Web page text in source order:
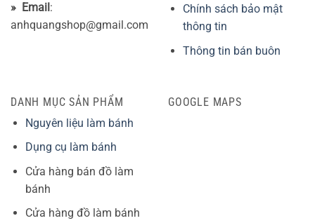
» Email :
anhquangshop@gmail.com
Chính sách bảo mật
thông tin
Thông tin bán buôn
DANH MỤC SẢN PHẨM
Nguyên liệu làm bánh
Dụng cụ làm bánh
Cửa hàng bán đồ làm
bánh
Cửa hàng đồ làm bánh
GOOGLE MAPS